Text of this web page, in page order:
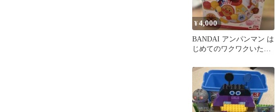
¥4,000
BANDAI アンパンマン は
じめてのワクワクいたず